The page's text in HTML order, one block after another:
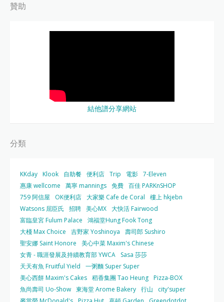
贊助
結他譜分享網站
分類
KKday Klook 自助餐 便利店 Trip 電影 7-Eleven
惠康 wellcome
萬寧 mannings 免費 百佳 PARKnSHOP
759 阿信屋
OK便利店 大家樂 Cafe de Coral
樓上 hkjebn
Watsons 屈臣氏
招聘 美心MX 大快活 Fairwood
富臨皇宮 Fulum Palace
鴻福堂Hung Fook Tong
大棧 Max Choice
吉野家 Yoshinoya
壽司郎 Sushiro
聖安娜 Saint Honore
美心中菜 Maxim's Chinese
女青 - 職涯發展及持續教育部 YWCA
Sasa 莎莎
天天有魚 Fruitful Yield
一粥麵 Super Super
美心西餅 Maxim's Cakes 稻香集團 Tao Heung Pizza-BOX
魚尚壽司 Uo-Show 東海堂 Arome Bakery 行山
city'super